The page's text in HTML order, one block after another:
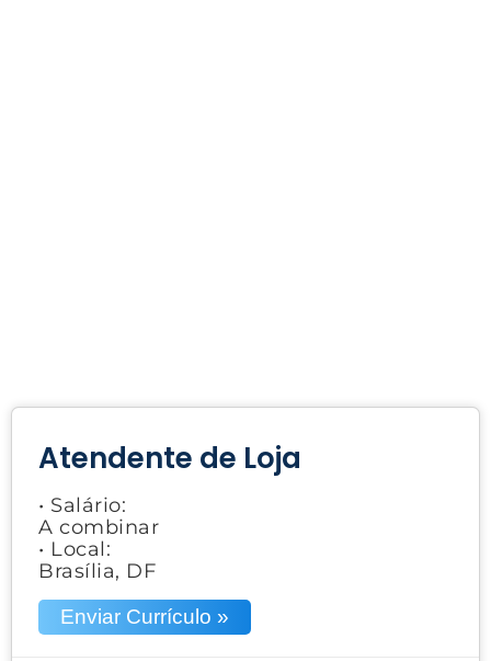
Atendente de Loja
• Salário:
A combinar
• Local:
Brasília, DF
Enviar Currículo »